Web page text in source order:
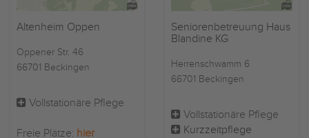
Altenheim Oppen
Oppener Str. 46
66701 Beckingen
Vollstationäre Pflege
Freie Plätze: hier
Seniorenbetreuung Haus
Blandine KG
Herrenschwamm 6
66701 Beckingen
Vollstationäre Pflege
Kurzzeitpflege